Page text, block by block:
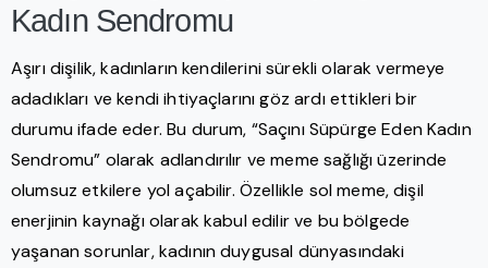
Kadın Sendromu
Aşırı dişilik, kadınların kendilerini sürekli olarak vermeye
adadıkları ve kendi ihtiyaçlarını göz ardı ettikleri bir
durumu ifade eder. Bu durum, “Saçını Süpürge Eden Kadın
Sendromu” olarak adlandırılır ve meme sağlığı üzerinde
olumsuz etkilere yol açabilir. Özellikle sol meme, dişil
enerjinin kaynağı olarak kabul edilir ve bu bölgede
yaşanan sorunlar, kadının duygusal dünyasındaki